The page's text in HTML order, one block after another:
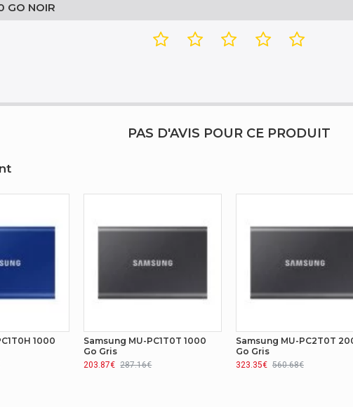
RoHS, CE
GO NOIR
PAS D'AVIS POUR CE PRODUIT
1000
Samsung MU-PC1T0T 1000
Go Gris
203.87€ 287.16€
Samsung MU-PC2T0T
Go Gris
323.35€ 560.68€